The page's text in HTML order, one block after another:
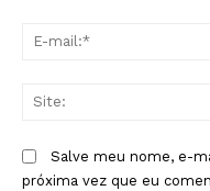
Salve meu nome, e-
próxima vez que eu